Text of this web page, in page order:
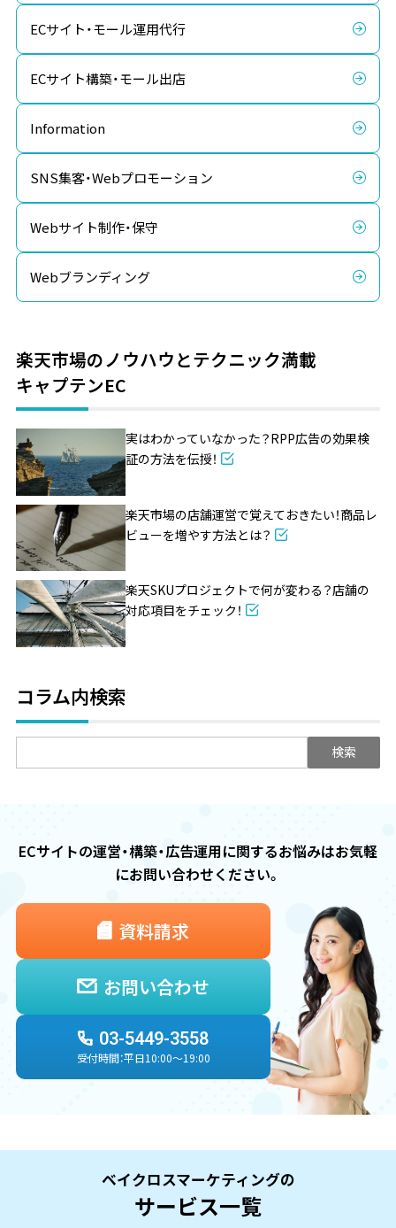
ECサイト・モール運用代行
ECサイト構築・モール出店
Information
SNS集客・Webプロモーション
Webサイト制作・保守
Webブランディング
楽天市場のノウハウとテクニック満載
キャプテンEC
実はわかっていなかった？RPP広告の効果検
証の方法を伝授！
楽天市場の店舗運営で覚えておきたい！商品レ
ビューを増やす方法とは？
楽天SKUプロジェクトで何が変わる？店舗の
対応項目をチェック！
コラム内検索
索:
ECサイトの運営・構築・広告運用に関するお悩みはお気軽
にお問い合わせください。
03-5449-3558
受付時間：平日10:00〜19:00
お問い合わせ
資料請求
ベイクロスマーケティングの
サービス一覧